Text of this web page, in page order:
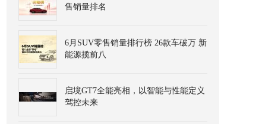
售销量排名
6月SUV零售销量排行榜 26款车破万 新
能源揽前八
启境GT7全能亮相，以智能与性能定义
驾控未来